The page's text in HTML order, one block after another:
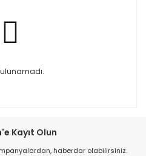
Kayıt Olun
haberdar olabilirsiniz.